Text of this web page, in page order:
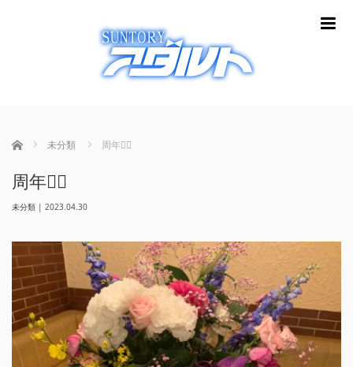
ホーム 未分類 周年🙇‍♀️
周年🙇‍♀️
未分類 | 2023.04.30